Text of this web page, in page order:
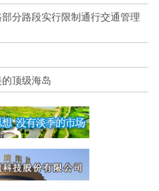
分路段实行限制通行交通管理
顶级海岛